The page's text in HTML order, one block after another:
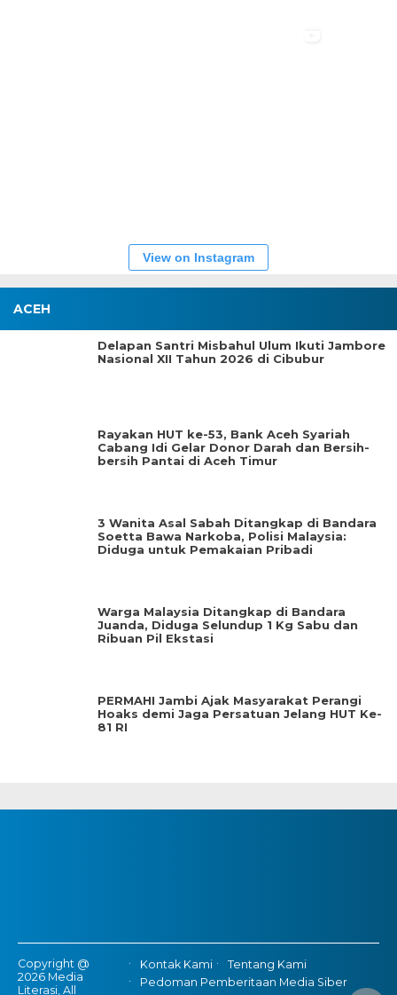
View on Instagram
ACEH
Delapan Santri Misbahul Ulum Ikuti Jambore
Nasional XII Tahun 2026 di Cibubur
Rayakan HUT ke-53, Bank Aceh Syariah
Cabang Idi Gelar Donor Darah dan Bersih-
bersih Pantai di Aceh Timur
3 Wanita Asal Sabah Ditangkap di Bandara
Soetta Bawa Narkoba, Polisi Malaysia:
Diduga untuk Pemakaian Pribadi
Warga Malaysia Ditangkap di Bandara
Juanda, Diduga Selundup 1 Kg Sabu dan
Ribuan Pil Ekstasi
PERMAHI Jambi Ajak Masyarakat Perangi
Hoaks demi Jaga Persatuan Jelang HUT Ke-
81 RI
Copyright @
2026 Media
Literasi, All
Kontak Kami
Tentang Kami
Pedoman Pemberitaan Media Siber